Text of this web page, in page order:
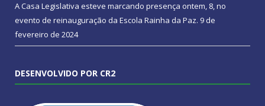
A Casa Legislativa esteve marcando presença ontem, 8, no
evento de reinauguração da Escola Rainha da Paz. 9 de
fevereiro de 2024
DESENVOLVIDO POR CR2